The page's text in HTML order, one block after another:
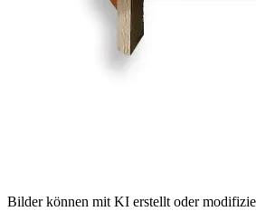
Bilder können mit KI erstellt oder